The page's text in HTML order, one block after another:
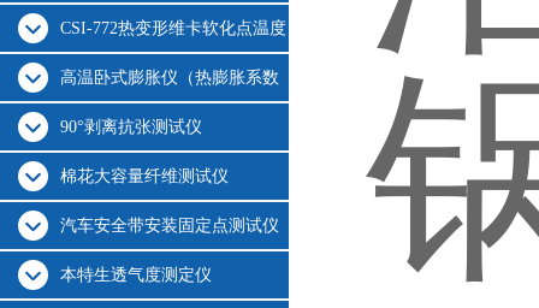
CSI-772热变形维卡软化点温度
测定仪
高温卧式膨胀仪（热膨胀系数
测定仪）
90°剥离抗张测试仪
棉花大容量纤维测试仪
汽车安全带安装固定点测试仪
本特生透气度测定仪